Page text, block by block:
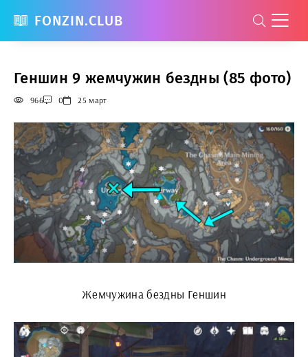
FONZIN.CLUB
Геншин 9 жемчужин бездны (85 фото)
966 0 25 март
Жемчужина бездны Геншин